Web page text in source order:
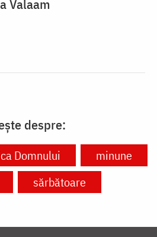
Valaam
despre:
Domnului
minune
sărbătoare